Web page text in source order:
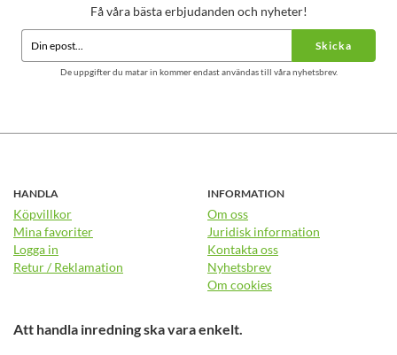
Få våra bästa erbjudanden och nyheter!
Skicka
De uppgifter du matar in kommer endast användas till våra nyhetsbrev.
HANDLA
Köpvillkor
Mina favoriter
Logga in
Retur / Reklamation
INFORMATION
Om oss
Juridisk information
Kontakta oss
Nyhetsbrev
Om cookies
Att handla inredning ska vara enkelt.